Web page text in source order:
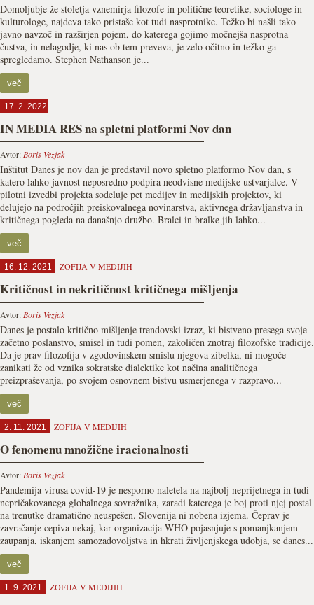
Domoljubje že stoletja vznemirja filozofe in politične teoretike, sociologe in
kulturologe, najdeva tako pristaše kot tudi nasprotnike. Težko bi našli tako
javno navzoč in razširjen pojem, do katerega gojimo močnejša nasprotna
čustva, in nelagodje, ki nas ob tem preveva, je zelo očitno in težko ga
spregledamo. Stephen Nathanson je...
več
17. 2. 2022
IN MEDIA RES na spletni platformi Nov dan
Avtor: Boris Vezjak
Inštitut Danes je nov dan je predstavil novo spletno platformo Nov dan, s
katero lahko javnost neposredno podpira neodvisne medijske ustvarjalce. V
pilotni izvedbi projekta sodeluje pet medijev in medijskih projektov, ki
delujejo na področjih preiskovalnega novinarstva, aktivnega državljanstva in
kritičnega pogleda na današnjo družbo. Bralci in bralke jih lahko...
več
16. 12. 2021 ZOFIJA V MEDIJIH
Kritičnost in nekritičnost kritičnega mišljenja
Avtor: Boris Vezjak
Danes je postalo kritično mišljenje trendovski izraz, ki bistveno presega svoje
začetno poslanstvo, smisel in tudi pomen, zakoličen znotraj filozofske tradicije.
Da je prav filozofija v zgodovinskem smislu njegova zibelka, ni mogoče
zanikati že od vznika sokratske dialektike kot načina analitičnega
preizpraševanja, po svojem osnovnem bistvu usmerjenega v razpravo...
več
2. 11. 2021 ZOFIJA V MEDIJIH
O fenomenu množične iracionalnosti
Avtor: Boris Vezjak
Pandemija virusa covid-19 je nesporno naletela na najbolj neprijetnega in tudi
nepričakovanega globalnega sovražnika, zaradi katerega je boj proti njej postal
na trenutke dramatično neuspešen. Slovenija ni nobena izjema. Čeprav je
zavračanje cepiva nekaj, kar organizacija WHO pojasnjuje s pomanjkanjem
zaupanja, iskanjem samozadovoljstva in hkrati življenjskega udobja, se danes...
več
1. 9. 2021 ZOFIJA V MEDIJIH